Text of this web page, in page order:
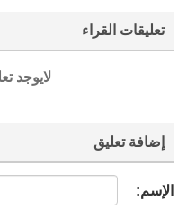
تعليقات القراء
لايوجد
إضافة تعليق
الإسم: